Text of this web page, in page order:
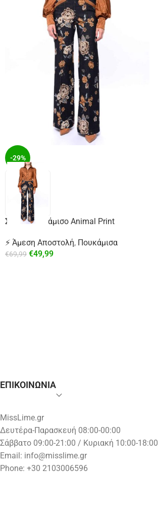
-29%
Σατέν Πουκάμισο Animal Print
⚡ Άμεση Αποστολή, Πουκάμισα
€69,99 €49,99
ΕΠΙΚΟΙΝΩΝΙΑ
MissLime.gr
Δευτέρα-Παρασκευή 08:00-00:00
Σάββατο 09:00-21:00 / Κυριακή 10:00-18:00
Email: info@misslime.gr
Phone: +30 2103006596